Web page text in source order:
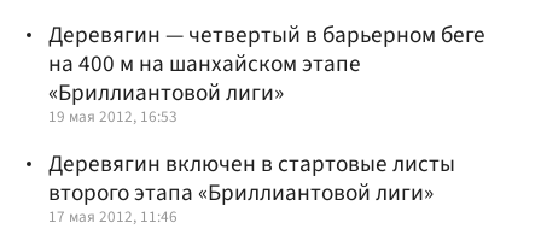
Деревягин — четвертый в барьерном беге
на 400 м на шанхайском этапе
«Бриллиантовой лиги»
19 мая 2012, 16:53
Деревягин включен в стартовые листы
второго этапа «Бриллиантовой лиги»
17 мая 2012, 11:46